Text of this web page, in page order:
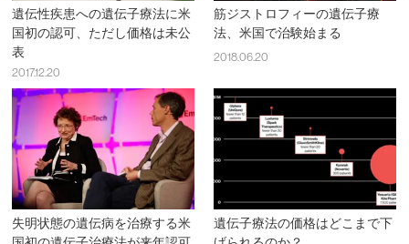
遺伝性疾患への遺伝子療法に米
国初の認可、ただし価格は未公
表
2017.12.20
筋ジストロフィーの遺伝子療
法、米国で治験始まる
2018.06.20
失明状態の遺伝病を治療する米
遺伝子療法の価格はどこまで下